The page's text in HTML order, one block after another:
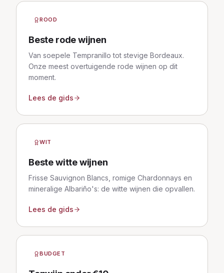
ROOD
Beste rode wijnen
Van soepele Tempranillo tot stevige Bordeaux.
Onze meest overtuigende rode wijnen op dit
moment.
Lees de gids
WIT
Beste witte wijnen
Frisse Sauvignon Blancs, romige Chardonnays en
mineralige Albariño's: de witte wijnen die opvallen.
Lees de gids
BUDGET